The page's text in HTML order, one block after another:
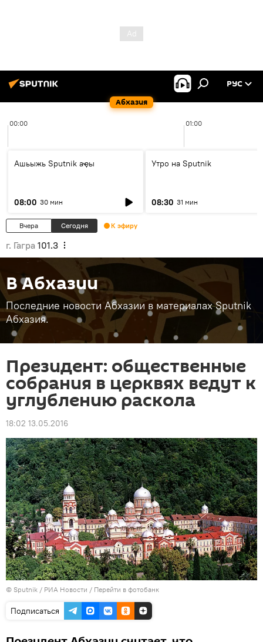
Абхазия
РУС
00:00 01:00
Ашьыжь Sputnik аҿы
08:00 30 мин
Утро на Sputnik
08:30 31 мин
Вчера Сегодня К эфиру
г. Гагра 101.3
В Абхазии
Последние новости Абхазии в материалах Sputnik
Абхазия.
Президент: общественные
собрания в церквях ведут к
углублению раскола
18:02 13.05.2016
© Sputnik / РИА Новости / Перейти в фотобанк
Подписаться